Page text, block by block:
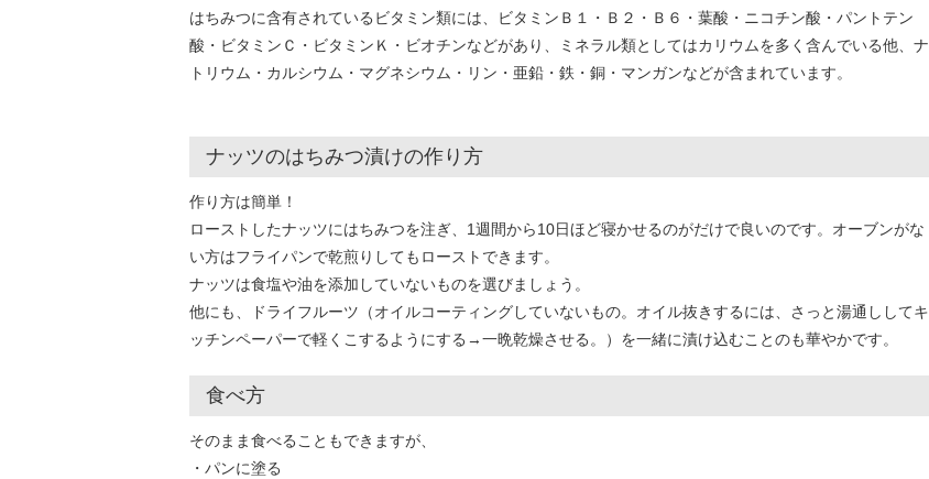
はちみつに含有されているビタミン類には、ビタミンＢ１・Ｂ２・Ｂ６・葉酸・ニコチン酸・パントテン
酸・ビタミンＣ・ビタミンＫ・ビオチンなどがあり、ミネラル類としてはカリウムを多く含んでいる他、ナ
トリウム・カルシウム・マグネシウム・リン・亜鉛・鉄・銅・マンガンなどが含まれています。
ナッツのはちみつ漬けの作り方
作り方は簡単！
ローストしたナッツにはちみつを注ぎ、1週間から10日ほど寝かせるのがだけで良いのです。オーブンがな
い方はフライパンで乾煎りしてもローストできます。
ナッツは食塩や油を添加していないものを選びましょう。
他にも、ドライフルーツ（オイルコーティングしていないもの。オイル抜きするには、さっと湯通ししてキ
ッチンペーパーで軽くこするようにする→一晩乾燥させる。）を一緒に漬け込むことのも華やかです。
食べ方
そのまま食べることもできますが、
・パンに塗る